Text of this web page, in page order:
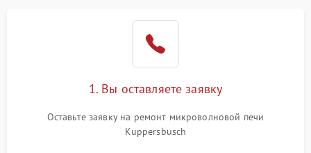
2400 ₽ Подробнее →
2000 ₽
1. Вы оставляете заявку
Оставьте заявку на ремонт микроволновой печи
Kuppersbusch